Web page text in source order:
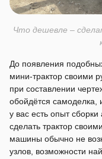
Что дешевле –
До появления
мини-трактор своими
при составлении
обойдётся самоделка,
у вас есть опыт
сделать трактор
машины обычно не
узлов, возможности